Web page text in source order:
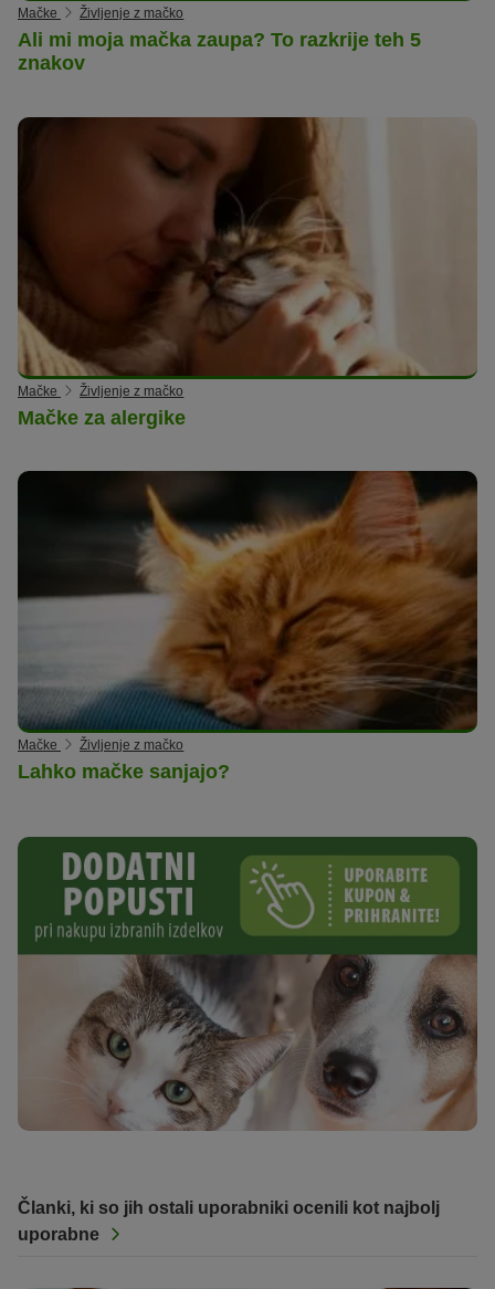
Mačke Življenje z mačko
Ali mi moja mačka zaupa? To razkrije teh 5
znakov
Mačke Življenje z mačko
Mačke za alergike
Mačke Življenje z mačko
Lahko mačke sanjajo?
Članki, ki so jih ostali uporabniki ocenili kot najbolj
uporabne